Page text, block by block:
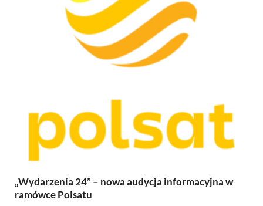
„Wydarzenia 24” – nowa audycja informacyjna w
ramówce Polsatu